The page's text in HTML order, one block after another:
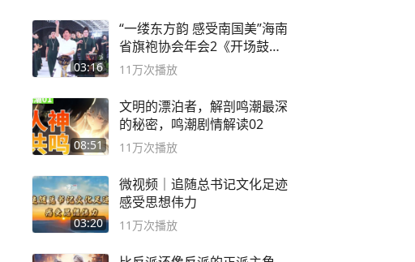
03:16
“一缕东方韵 感受南国美”海南
省旗袍协会年会2《开场鼓》
二团
11万次播放
08:51
文明的漂泊者，解剖鸣潮最深
的秘密，鸣潮剧情解读02
11万次播放
03:20
微视频｜追随总书记文化足迹
感受思想伟力
11万次播放